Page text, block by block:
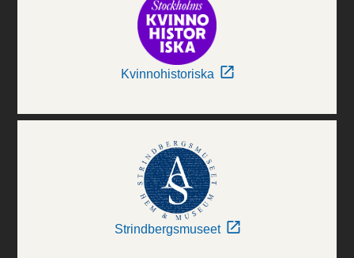
Kvinnohistoriska
Strindbergsmuseet